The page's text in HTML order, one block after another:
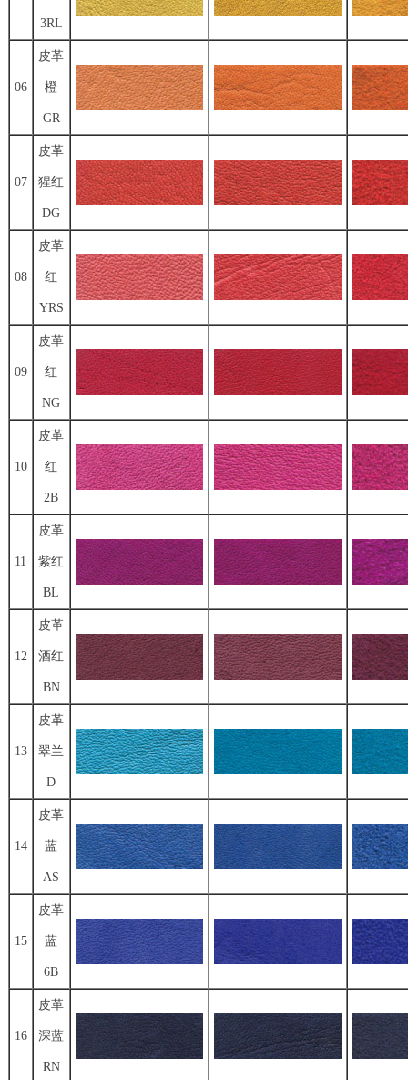
3RL
06
皮革
橙
GR
07
皮革
猩红
DG
08
皮革
红
YRS
09
皮革
红
NG
10
皮革
红
2B
11
皮革
紫红
BL
12
皮革
酒红
BN
13
皮革
翠兰
D
14
皮革
蓝
AS
15
皮革
蓝
6B
16
皮革
深蓝
RN